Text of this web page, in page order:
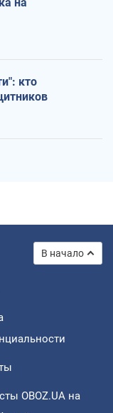
кто
В начало
OBOZ.UA на